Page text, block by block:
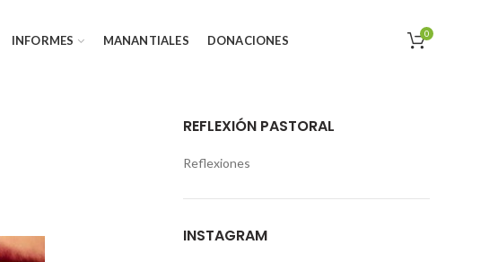
INFORMES MANANTIALES DONACIONES 0
REFLEXIÓN PASTORAL
Reflexiones
INSTAGRAM